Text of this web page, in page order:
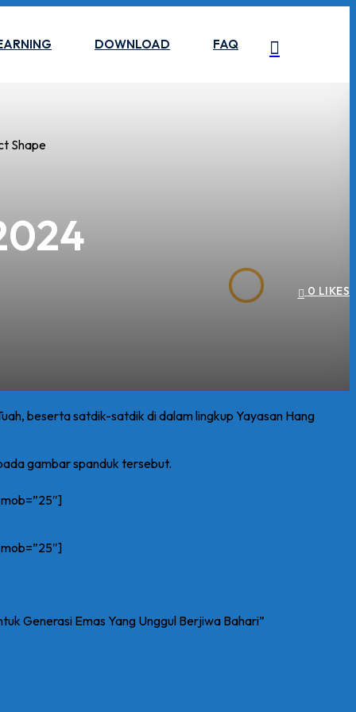
DOWNLOAD FAQ
0 LIKES
beserta satdik-satdik di dalam lingkup Yayasan Hang
gambar spanduk tersebut.
Generasi Emas Yang Unggul Berjiwa Bahari”